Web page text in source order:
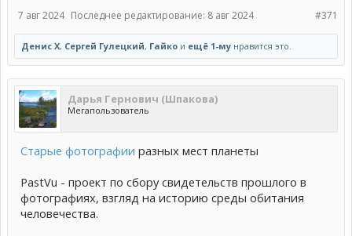
#371
7 авг 2024 Последнее редактирование: 8 авг 2024
Денис Х, Сергей Гулецкий, Гайко и ещё 1-му нравится это.
Дарья Гернович (Шпакова)
Мегапользователь
Старые фотографии разных мест планеты
PastVu - проект по сбору свидетельств прошлого в
фотографиях, взгляд на историю среды обитания
человечества.